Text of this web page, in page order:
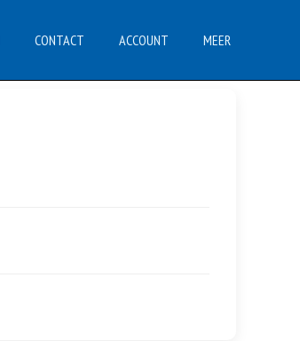
CONTACT ACCOUNT MEER